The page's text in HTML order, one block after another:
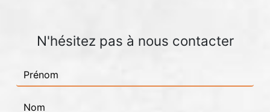
N'hésitez pas à nous contacter